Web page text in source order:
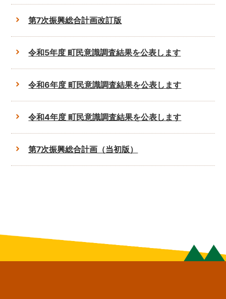
第7次振興総合計画改訂版
令和5年度 町民意識調査結果を公表します
令和6年度 町民意識調査結果を公表します
令和4年度 町民意識調査結果を公表します
第7次振興総合計画（当初版）